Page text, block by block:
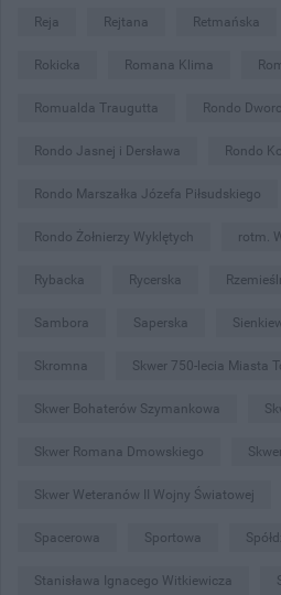
Reja Rejtana Retmańska
Rokicka Romana Klima
Romualda Traugutta Rondo
Rondo Jasnej i Dersława Rondo
Rondo Marszałka Józefa Piłsudskiego
Rondo Żołnierzy Wyklętych rotm.
Rybacka Rycerska
Sambora Saperska
Skromna Skwer 750-lecia Miasta
Skwer Bohaterów Szymankowa
Skwer Romana Dmowskiego
Skwer Weteranów II Wojny Światowej
Spacerowa Sportowa
Stanisława Ignacego Witkiewicza